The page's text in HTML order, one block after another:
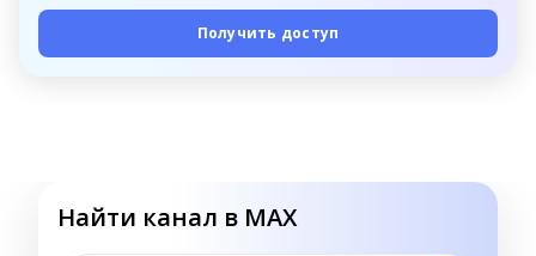
Получить доступ
Найти канал в MAX